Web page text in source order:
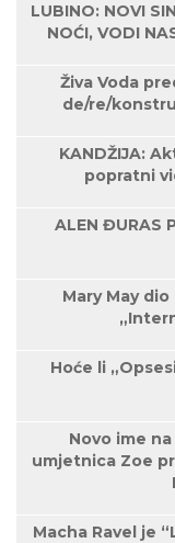
LUBINO: NOVI
NOĆI, VODI
Živa Voda
de/re/
KANDŽIJA:
popratni
ALEN ĐURAS
Mary May
Hoće li
Novo ime
umjetnica Zoe
Macha Ravel je